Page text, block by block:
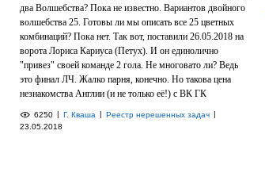
два Волшебства? Пока не известно. Вариантов двойного
волшебства 25. Готовы ли мы описать все 25 цветных
комбинаций? Пока нет. Так вот, поставили 26.05.2018 на
ворота Лориса Кариуса (Петух). И он единолично
"привез" своей команде 2 гола. Не многовато ли? Ведь
это финал ЛЧ. Жалко парня, конечно. Но такова цена
незнакомства Англии (и не только её!) с ВК ГК
6250 | Г. Кваша | Реестр нерешенных задач |
23.05.2018